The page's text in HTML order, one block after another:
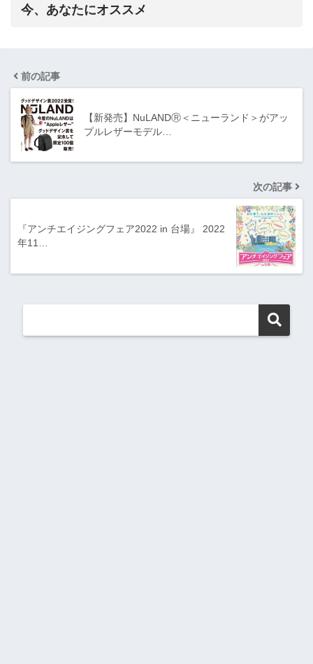
今、あなたにオススメ
前の記事
【新発売】NuLANDⓇ＜ニューランド＞がアッ
プルレザーモデル…
次の記事
『アンチエイジングフェア2022 in 台場』 2022
年11…